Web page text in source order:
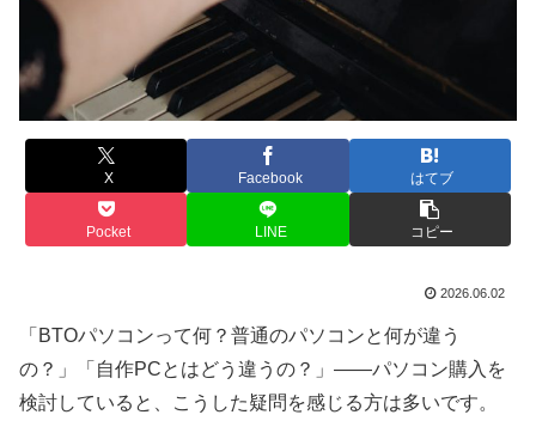
X Facebook はてブ
Pocket LINE コピー
2026.06.02
「BTOパソコンって何？普通のパソコンと何が違う
の？」「自作PCとはどう違うの？」――パソコン購入を
検討していると、こうした疑問を感じる方は多いです。